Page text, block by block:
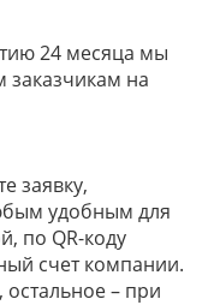
24 месяца мы
на
заявку,
удобным для
по QR-коду
счет компании.
остальное – при